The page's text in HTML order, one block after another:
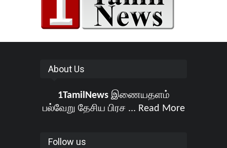
About Us
1TamilNewsஇணையதளம்
பல்வேறு தேசிய பிரச ... Read More
Follow us